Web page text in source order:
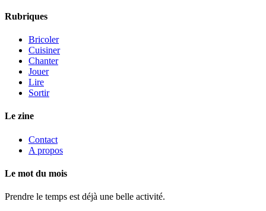
Rubriques
Bricoler
Cuisiner
Chanter
Jouer
Lire
Sortir
Le zine
Contact
A propos
Le mot du mois
Prendre le temps est déjà une belle activité.